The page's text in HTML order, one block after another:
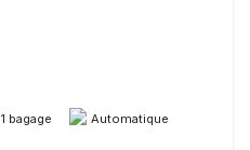
1 bagage
Automatique